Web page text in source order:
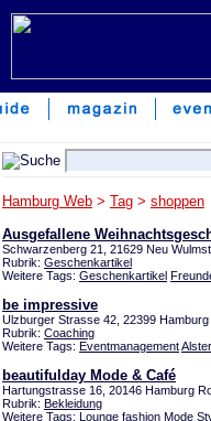
Hamburg Web > Tag > shoppen
Ausgefallene
Schwarzenberg 21, 21629 Neu
Rubrik: Geschenkartikel
Weitere Tags: Geschenkartikel
be impressive
Ulzburger Strasse 42, 22399 Hamburg
Rubrik: Coaching
Weitere Tags: Eventmanagement
beautifulday Mode & Café
Hartungstrasse 16, 20146 Hamburg
Rubrik: Bekleidung
Weitere Tags: Lounge fashion Mode